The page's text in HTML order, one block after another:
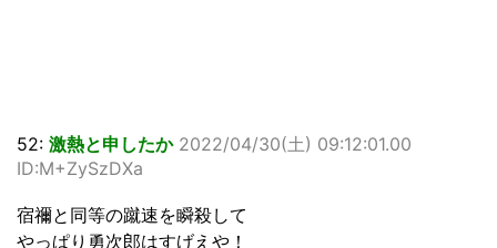
52: 激熱と申したか 2022/04/30(土) 09:12:01.00
ID:M+ZySzDXa
宿禰と同等の蹴速を瞬殺して
やっぱり勇次郎はすげえや！